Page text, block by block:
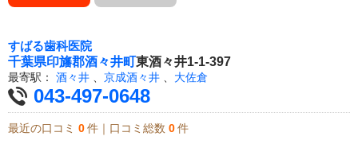
すばる歯科医院
千葉県印旛郡酒々井町東酒々井1-1-397
最寄駅： 酒々井 京成酒々井 大佐倉
043-497-0648
最近の口コミ 0 件｜口コミ総数 0 件